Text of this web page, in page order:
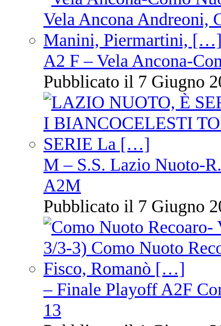
A2 F – Vela Ancona-
Pubblicato il 7 Giugno
M – S.S. Lazio Nuoto-
A2M
Pubblicato il 7 Giugno
– Finale Playoff A2F
13